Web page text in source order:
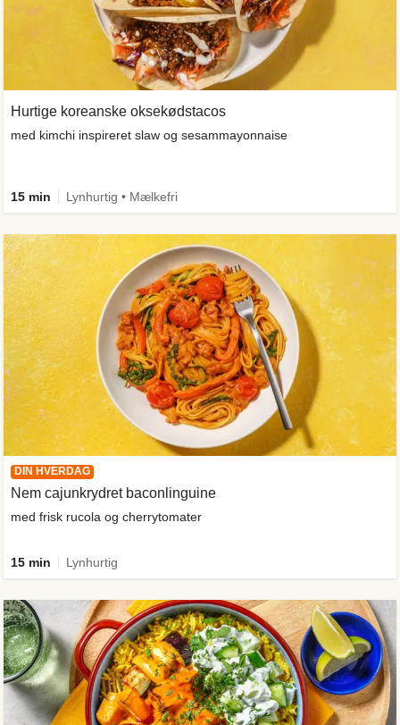
Hurtige koreanske oksekødstacos
med kimchi inspireret slaw og sesammayonnaise
15 min Lynhurtig • Mælkefri
DIN HVERDAG
Nem cajunkrydret baconlinguine
med frisk rucola og cherrytomater
15 min Lynhurtig